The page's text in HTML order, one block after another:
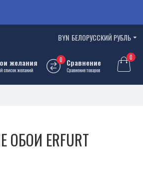
BYN БЕЛОРУССКИЙ РУБЛЬ
желания
список желаний
Сравнение
Сравнение товаров
0 0
ERFURT